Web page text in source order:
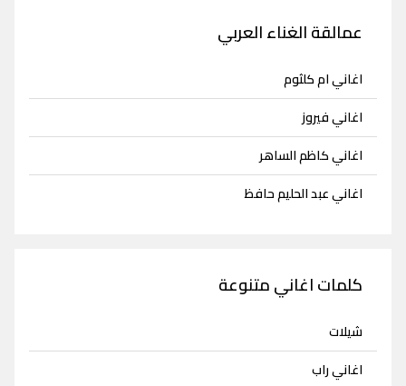
عمالقة الغناء العربي
اغاني ام كلثوم
اغاني فيروز
اغاني كاظم الساهر
اغاني عبد الحليم حافظ
كلمات اغاني متنوعة
شيلات
اغاني راب